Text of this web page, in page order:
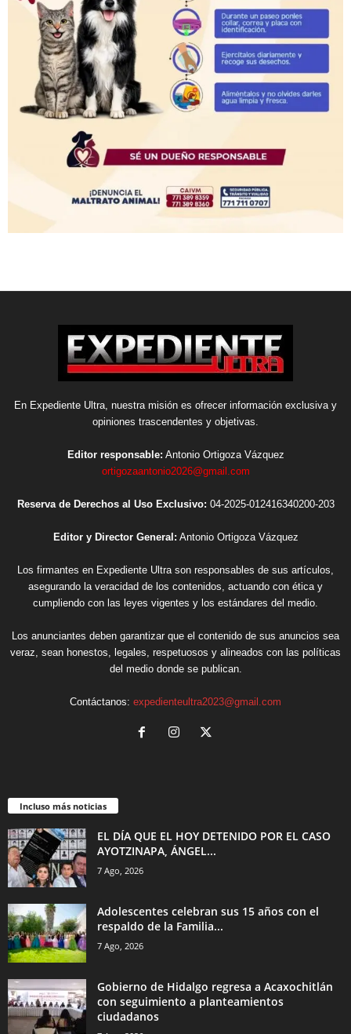
En Expediente Ultra, nuestra misión es ofrecer información exclusiva y
opiniones trascendentes y objetivas.
Editor responsable: Antonio Ortigoza Vázquez
ortigozaantonio2026@gmail.com
Reserva de Derechos al Uso Exclusivo: 04-2025-012416340200-203
Editor y Director General: Antonio Ortigoza Vázquez
Los firmantes en Expediente Ultra son responsables de sus artículos,
asegurando la veracidad de los contenidos, actuando con ética y
cumpliendo con las leyes vigentes y los estándares del medio.
Los anunciantes deben garantizar que el contenido de sus anuncios sea
veraz, sean honestos, legales, respetuosos y alineados con las políticas
del medio donde se publican.
Contáctanos: expedienteultra2023@gmail.com
Incluso más noticias
EL DÍA QUE EL HOY DETENIDO POR EL CASO
AYOTZINAPA, ÁNGEL...
7 Ago, 2026
Adolescentes celebran sus 15 años con el
respaldo de la Familia...
7 Ago, 2026
Gobierno de Hidalgo regresa a Acaxochitlán
con seguimiento a planteamientos
ciudadanos